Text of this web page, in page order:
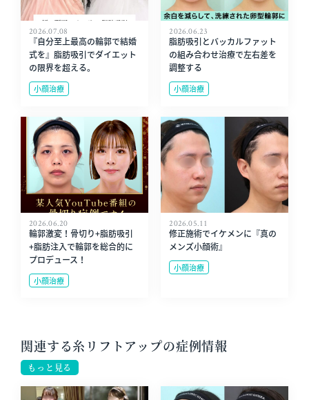
2026.07.08
『自分至上最高の輪郭で結婚
式を』脂肪吸引でダイエット
の限界を超える。
小顔治療
2026.06.23
脂肪吸引とバッカルファット
の組み合わせ治療で左右差を
調整する
小顔治療
2026.06.20
輪郭激変！骨切り+脂肪吸引
+脂肪注入で輪郭を総合的に
プロデュース！
小顔治療
2026.05.11
修正施術でイケメンに『真の
メンズ小顔術』
小顔治療
関連する糸リフトアップの症例情報
もっと見る